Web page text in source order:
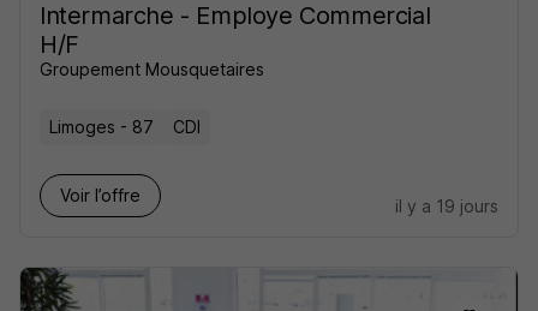
Intermarche - Employe Commercial
H/F
Groupement Mousquetaires
Limoges - 87 CDI
Voir l’offre
il y a 19 jours